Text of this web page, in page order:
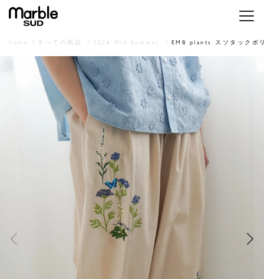
メニ
home すべての商品 2026 Mid Summer EMB plants スソタックボ